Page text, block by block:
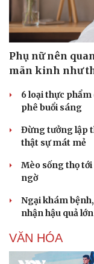
Phụ nữ nên
mãn kinh như
6 loại thực
phê buổi sáng
Đừng tưởng lập
thật sự mát mẻ
Mèo sống thọ
ngờ
Ngại khám
nhận hậu quả lớn
VĂN HÓA